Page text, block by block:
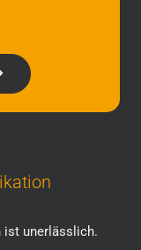
ist unerlässlich.